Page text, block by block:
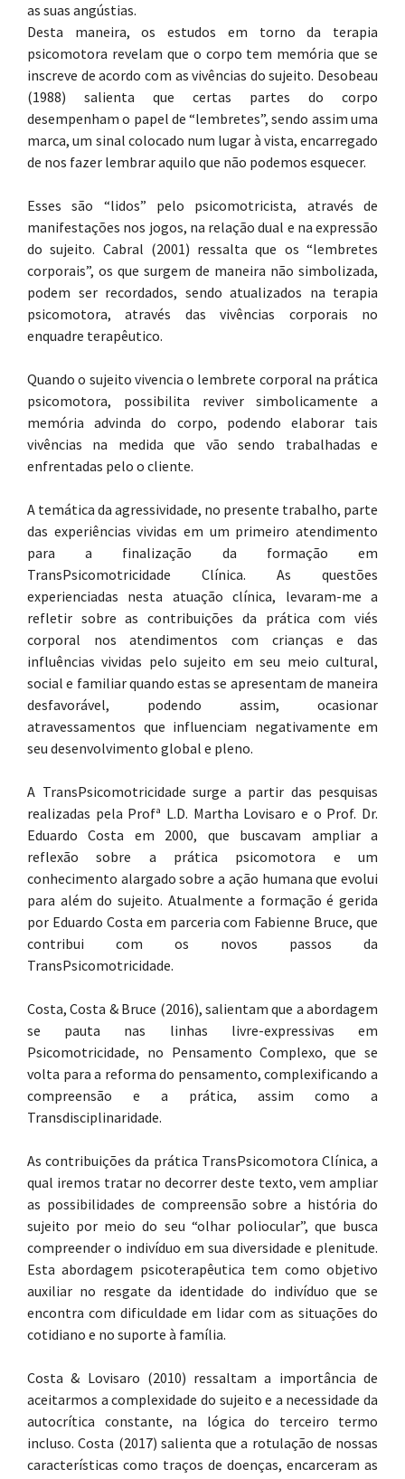
as suas angústias.
Desta maneira, os estudos em torno da terapia
psicomotora revelam que o corpo tem memória que se
inscreve de acordo com as vivências do sujeito. Desobeau
(1988) salienta que certas partes do corpo
desempenham o papel de “lembretes”, sendo assim uma
marca, um sinal colocado num lugar à vista, encarregado
de nos fazer lembrar aquilo que não podemos esquecer.
Esses são “lidos” pelo psicomotricista, através de
manifestações nos jogos, na relação dual e na expressão
do sujeito. Cabral (2001) ressalta que os “lembretes
corporais”, os que surgem de maneira não simbolizada,
podem ser recordados, sendo atualizados na terapia
psicomotora, através das vivências corporais no
enquadre terapêutico.
Quando o sujeito vivencia o lembrete corporal na prática
psicomotora, possibilita reviver simbolicamente a
memória advinda do corpo, podendo elaborar tais
vivências na medida que vão sendo trabalhadas e
enfrentadas pelo o cliente.
A temática da agressividade, no presente trabalho, parte
das experiências vividas em um primeiro atendimento
para a finalização da formação em
TransPsicomotricidade Clínica. As questões
experienciadas nesta atuação clínica, levaram-me a
refletir sobre as contribuições da prática com viés
corporal nos atendimentos com crianças e das
influências vividas pelo sujeito em seu meio cultural,
social e familiar quando estas se apresentam de maneira
desfavorável, podendo assim, ocasionar
atravessamentos que influenciam negativamente em
seu desenvolvimento global e pleno.
A TransPsicomotricidade surge a partir das pesquisas
realizadas pela Profª L.D. Martha Lovisaro e o Prof. Dr.
Eduardo Costa em 2000, que buscavam ampliar a
reflexão sobre a prática psicomotora e um
conhecimento alargado sobre a ação humana que evolui
para além do sujeito. Atualmente a formação é gerida
por Eduardo Costa em parceria com Fabienne Bruce, que
contribui com os novos passos da
TransPsicomotricidade.
Costa, Costa & Bruce (2016), salientam que a abordagem
se pauta nas linhas livre-expressivas em
Psicomotricidade, no Pensamento Complexo, que se
volta para a reforma do pensamento, complexificando a
compreensão e a prática, assim como a
Transdisciplinaridade.
As contribuições da prática TransPsicomotora Clínica, a
qual iremos tratar no decorrer deste texto, vem ampliar
as possibilidades de compreensão sobre a história do
sujeito por meio do seu “olhar poliocular”, que busca
compreender o indivíduo em sua diversidade e plenitude.
Esta abordagem psicoterapêutica tem como objetivo
auxiliar no resgate da identidade do indivíduo que se
encontra com dificuldade em lidar com as situações do
cotidiano e no suporte à família.
Costa & Lovisaro (2010) ressaltam a importância de
aceitarmos a complexidade do sujeito e a necessidade da
autocrítica constante, na lógica do terceiro termo
incluso. Costa (2017) salienta que a rotulação de nossas
características como traços de doenças, encarceram as